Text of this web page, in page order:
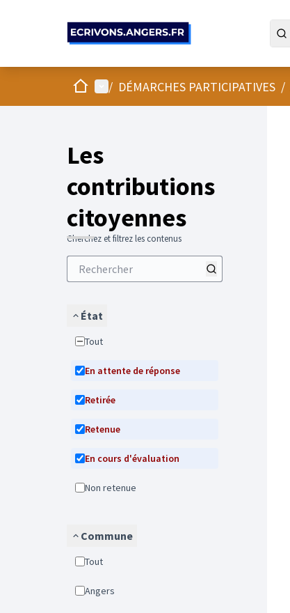
AccueilMenu principal
/ DÉMARCHES PARTICIPATIVES /
Les
contributions
citoyennes
Cherchez et filtrez les contenus
État
Tout
En attente de réponse
Retirée
Retenue
En cours d'évaluation
Non retenue
Commune
Tout
Angers